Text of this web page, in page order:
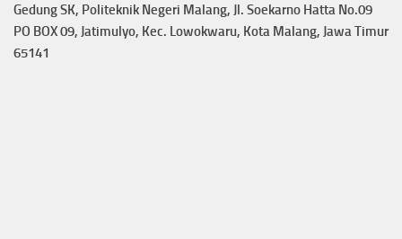
Gedung SK, Politeknik Negeri Malang, Jl. Soekarno Hatta No.09
PO BOX 09, Jatimulyo, Kec. Lowokwaru, Kota Malang, Jawa Timur
65141